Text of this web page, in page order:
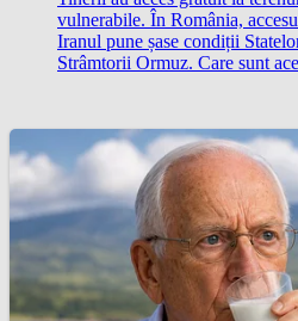
vulnerabile. În România,
Iranul pune șase condiții
Strâmtorii Ormuz. Care sunt